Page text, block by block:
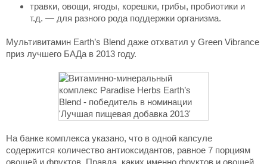
травки, овощи, ягоды, корешки, грибы, пробиотики и
т.д. — для разного рода поддержки организма.
Мультивитамин Earth’s Blend даже отхватил у Green Vibrance
приз лучшего БАДа в 2013 году.
На банке комплекса указано, что в одной капсуле
содержится количество антиоксидантов, равное 7 порциям
овощей и фруктов. Правда, каких именно фруктов и овощей